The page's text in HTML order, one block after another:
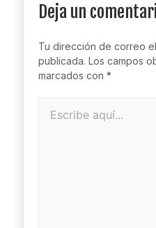
Deja un
Tu dirección de correo
publicada. Los campos
marcados con *
aquí...